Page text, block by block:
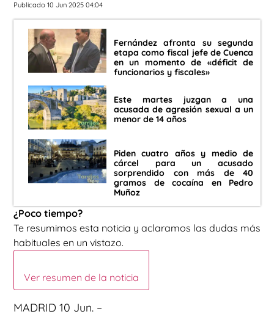
Publicado 10 Jun 2025 04:04
Fernández afronta su segunda
etapa como fiscal jefe de Cuenca
en un momento de «déficit de
funcionarios y fiscales»
Este martes juzgan a una
acusada de agresión sexual a un
menor de 14 años
Piden cuatro años y medio de
cárcel para un acusado
sorprendido con más de 40
gramos de cocaína en Pedro
Muñoz
¿Poco tiempo?
Te resumimos esta noticia y aclaramos las dudas más
habituales en un vistazo.
Ver resumen de la noticia
MADRID 10 Jun. –